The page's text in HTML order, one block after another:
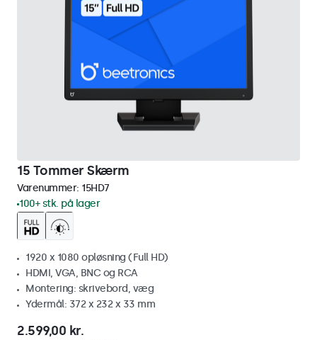
15 Tommer Skærm
Varenummer: 15HD7
100+ stk. på lager
1920 x 1080 opløsning (Full HD)
HDMI, VGA, BNC og RCA
Montering: skrivebord, væg
Ydermål: 372 x 232 x 33 mm
2.599,00 kr.